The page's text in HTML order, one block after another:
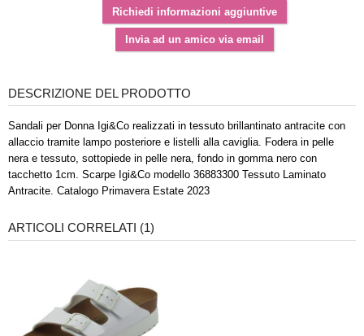
DESCRIZIONE DEL PRODOTTO
Sandali per Donna Igi&Co realizzati in tessuto brillantinato antracite con
allaccio tramite lampo posteriore e listelli alla caviglia. Fodera in pelle
nera e tessuto, sottopiede in pelle nera, fondo in gomma nero con
tacchetto 1cm. Scarpe Igi&Co modello 36883300 Tessuto Laminato
Antracite. Catalogo Primavera Estate 2023
ARTICOLI CORRELATI (1)